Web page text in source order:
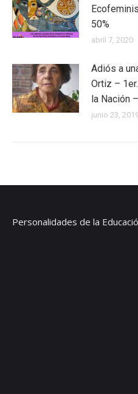
50%
abril 7, 2020
Adiós a
Ortiz –
la Nación –
junio 23,
Personalidades de la